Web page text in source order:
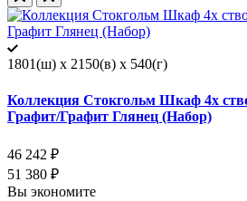
1801(ш) x 2150(в) x 540(г)
Коллекция Стокгольм Шкаф 4х
Графит/Графит Глянец (Набор)
46 242 ₽
51 380 ₽
Вы экономите